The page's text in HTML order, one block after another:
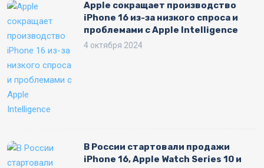
Apple сокращает производство
iPhone 16 из-за низкого спроса и
проблемами с Apple Intelligence
4 октября 2024
В России стартовали продажи
iPhone 16, Apple Watch Series 10 и